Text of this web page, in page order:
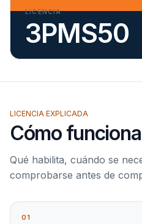
LICENCIA
3PMS50
LICENCIA EXPLICADA
Cómo
Qué habilita, cuándo se
comprobarse antes de
01